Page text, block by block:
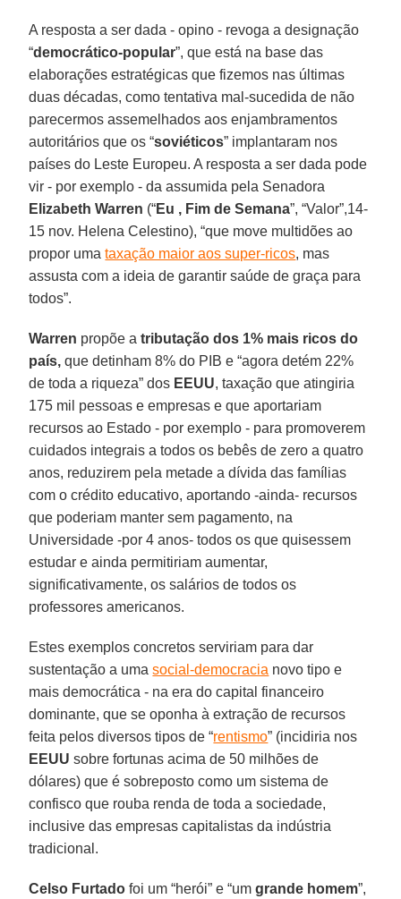
A resposta a ser dada - opino - revoga a designação
“democrático-popular”, que está na base das
elaborações estratégicas que fizemos nas últimas
duas décadas, como tentativa mal-sucedida de não
parecermos assemelhados aos enjambramentos
autoritários que os “soviéticos” implantaram nos
países do Leste Europeu. A resposta a ser dada pode
vir - por exemplo - da assumida pela Senadora
Elizabeth Warren (“Eu , Fim de Semana”, “Valor”,14-
15 nov. Helena Celestino), “que move multidões ao
propor umataxação maior aos super-ricos, mas
assusta com a ideia de garantir saúde de graça para
todos”.
Warren propõe atributação dos 1% mais ricos do
país, que detinham 8% do PIB e “agora detém 22%
de toda a riqueza” dos EEUU, taxação que atingiria
175 mil pessoas e empresas e que aportariam
recursos ao Estado - por exemplo - para promoverem
cuidados integrais a todos os bebês de zero a quatro
anos, reduzirem pela metade a dívida das famílias
com o crédito educativo, aportando -ainda- recursos
que poderiam manter sem pagamento, na
Universidade -por 4 anos- todos os que quisessem
estudar e ainda permitiriam aumentar,
significativamente, os salários de todos os
professores americanos.
Estes exemplos concretos serviriam para dar
sustentação a uma social-democracia novo tipo e
mais democrática - na era do capital financeiro
dominante, que se oponha à extração de recursos
feita pelos diversos tipos de “rentismo” (incidiria nos
EEUU sobre fortunas acima de 50 milhões de
dólares) que é sobreposto como um sistema de
confisco que rouba renda de toda a sociedade,
inclusive das empresas capitalistas da indústria
tradicional.
Celso Furtado foi um “herói” e “um grande homem”,